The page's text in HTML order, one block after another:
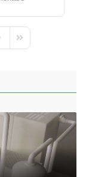
Page
Last Page